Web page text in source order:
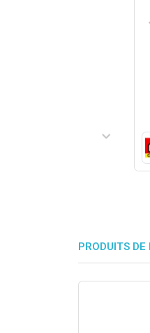
keyboard_arrow_right
PRODUITS